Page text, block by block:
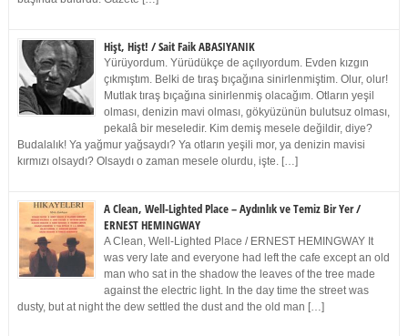
Hişt, Hişt! / Sait Faik ABASIYANIK
Yürüyordum. Yürüdükçe de açılıyordum. Evden kızgın
çıkmıştım. Belki de tıraş bıçağına sinirlenmiştim. Olur, olur!
Mutlak tıraş bıçağına sinirlenmiş olacağım. Otların yeşil
olması, denizin mavi olması, gökyüzünün bulutsuz olması,
pekalâ bir meseledir. Kim demiş mesele değildir, diye?
Budalalık! Ya yağmur yağsaydı? Ya otların yeşili mor, ya denizin mavisi
kırmızı olsaydı? Olsaydı o zaman mesele olurdu, işte. […]
A Clean, Well-Lighted Place – Aydınlık ve Temiz Bir Yer /
ERNEST HEMINGWAY
A Clean, Well-Lighted Place / ERNEST HEMINGWAY It
was very late and everyone had left the cafe except an old
man who sat in the shadow the leaves of the tree made
against the electric light. In the day time the street was
dusty, but at night the dew settled the dust and the old man […]